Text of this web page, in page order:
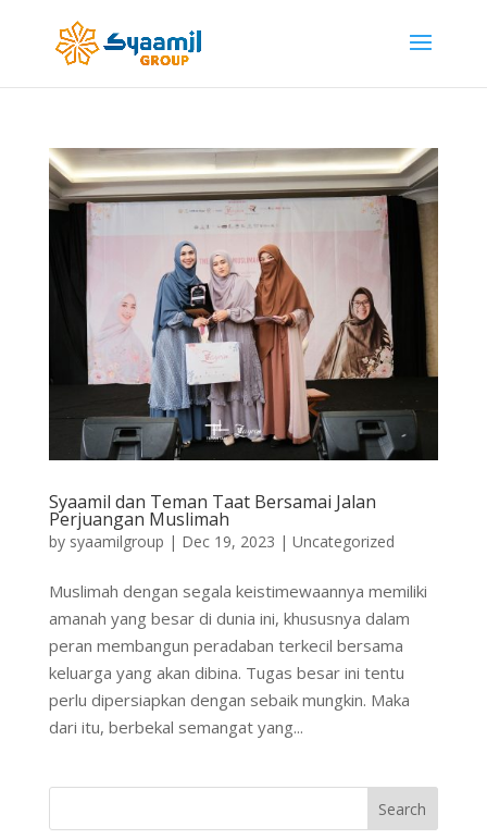
Syaamil dan Teman Taat Bersamai Jalan
Perjuangan Muslimah
by syaamilgroup | Dec 19, 2023 | Uncategorized
Muslimah dengan segala keistimewaannya memiliki
amanah yang besar di dunia ini, khususnya dalam
peran membangun peradaban terkecil bersama
keluarga yang akan dibina. Tugas besar ini tentu
perlu dipersiapkan dengan sebaik mungkin. Maka
dari itu, berbekal semangat yang...